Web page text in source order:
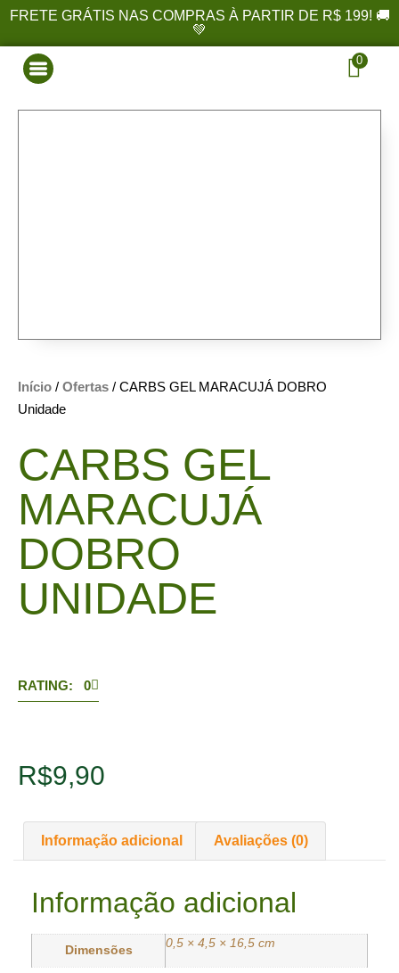
FRETE GRÁTIS NAS COMPRAS À PARTIR DE R$ 199! 🚚
💚
0
Início / Ofertas / CARBS GEL MARACUJÁ DOBRO
Unidade
CARBS GEL
MARACUJÁ
DOBRO
UNIDADE
RATING: 0
R$9,90
Informação adicional Avaliações (0)
Informação adicional
Dimensões
0,5 × 4,5 × 16,5 cm